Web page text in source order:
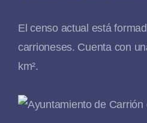
El censo actual está
carrioneses. Cuenta con
km².